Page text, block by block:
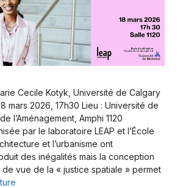
Cecile Kotyk, Université de Calgary
mars 2026, 17h30 Lieu : Université de
l’Aménagement, Amphi 1120
par le laboratoire LEAP et l’École
et l’urbanisme ont
des inégalités mais la conception
vue de la « justice spatiale » permet